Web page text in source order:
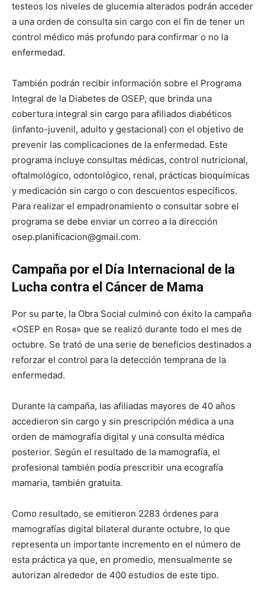
testeos los niveles de glucemia alterados podrán acceder
a una orden de consulta sin cargo con el fin de tener un
control médico más profundo para confirmar o no la
enfermedad.
También podrán recibir información sobre el Programa
Integral de la Diabetes de OSEP, que brinda una
cobertura integral sin cargo para afiliados diabéticos
(infanto-juvenil, adulto y gestacional) con el objetivo de
prevenir las complicaciones de la enfermedad. Este
programa incluye consultas médicas, control nutricional,
oftalmológico, odontológico, renal, prácticas bioquímicas
y medicación sin cargo o con descuentos específicos.
Para realizar el empadronamiento o consultar sobre el
programa se debe enviar un correo a la dirección
osep.planificacion@gmail.com.
Campaña por el Día Internacional de la
Lucha contra el Cáncer de Mama
Por su parte, la Obra Social culminó con éxito la campaña
«OSEP en Rosa» que se realizó durante todo el mes de
octubre. Se trató de una serie de beneficios destinados a
reforzar el control para la detección temprana de la
enfermedad.
Durante la campaña, las afiliadas mayores de 40 años
accedieron sin cargo y sin prescripción médica a una
orden de mamografía digital y una consulta médica
posterior. Según el resultado de la mamografía, el
profesional también podía prescribir una ecografía
mamaria, también gratuita.
Como resultado, se emitieron 2283 órdenes para
mamografías digital bilateral durante octubre, lo que
representa un importante incremento en el número de
esta práctica ya que, en promedio, mensualmente se
autorizan alrededor de 400 estudios de este tipo.